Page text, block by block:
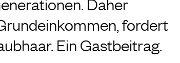
fordert
Ein Gastbeitrag.